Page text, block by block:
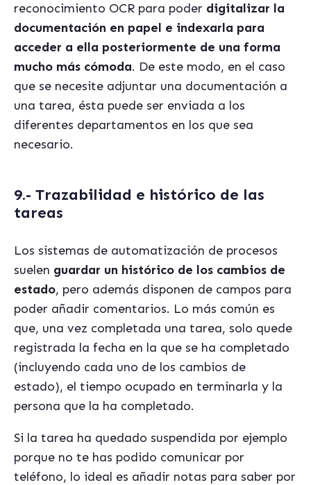
reconocimiento OCR para poder digitalizar la
documentación en papel e indexarla para
acceder a ella posteriormente de una forma
mucho más cómoda. De este modo, en el caso
que se necesite adjuntar una documentación a
una tarea, ésta puede ser enviada a los
diferentes departamentos en los que sea
necesario.
9.- Trazabilidad e histórico de las
tareas
Los sistemas de automatización de procesos
suelen guardar un histórico de los cambios de
estado, pero además disponen de campos para
poder añadir comentarios. Lo más común es
que, una vez completada una tarea, solo quede
registrada la fecha en la que se ha completado
(incluyendo cada uno de los cambios de
estado), el tiempo ocupado en terminarla y la
persona que la ha completado.
Si la tarea ha quedado suspendida por ejemplo
porque no te has podido comunicar por
teléfono, lo ideal es añadir notas para saber por